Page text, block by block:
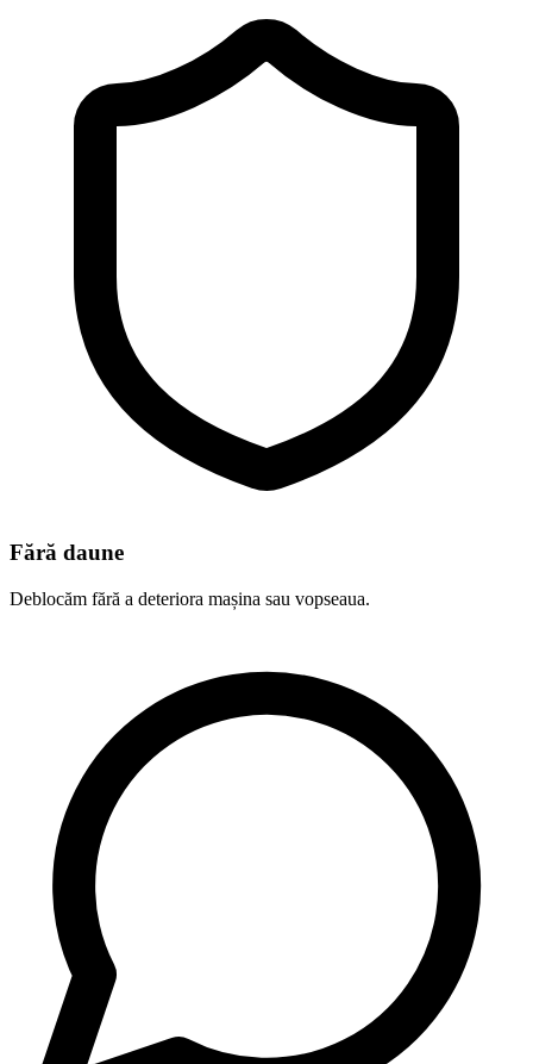
Fără daune
Deblocăm fără a deteriora mașina sau vopseaua.